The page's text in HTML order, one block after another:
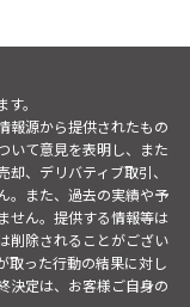
。
報源から提供されたもの
いて意見を表明し、また
、デリバティブ取引、
。また、過去の実績や予
せん。提供する情報等は
削除されることがござい
取った行動の結果に対し
決定は、お客様ご自身の